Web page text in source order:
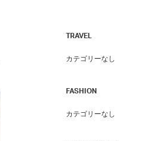
TRAVEL
カテゴリーなし
FASHION
カテゴリーなし